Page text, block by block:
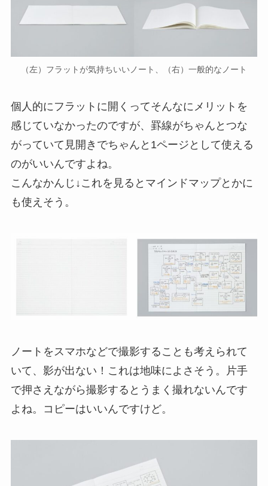
（左）フラットが気持ちいいノート、（右）一般的なノート
個人的にフラットに開くってそんなにメリットを
感じていなかったのですが、罫線がちゃんとつな
がっていて見開きでちゃんと1ページとして使える
のがいいんですよね。
こんなかんじ↓これを見るとマインドマップとかに
も使えそう。
ノートをスマホなどで撮影することも考えられて
いて、影が出ない！これは地味によさそう。片手
で押さえながら撮影するとうまく撮れないんです
よね。コピーはいいんですけど。